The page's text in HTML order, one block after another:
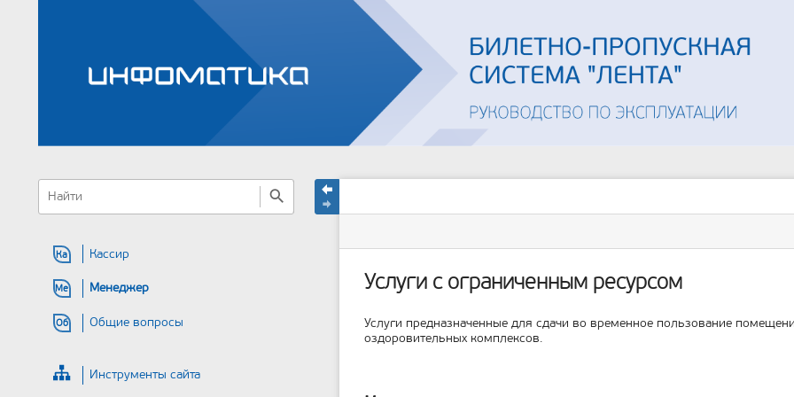
быстрый
поиск
Ка Кассир
Ме Менеджер
Об Общие вопросы
Инструменты сайта
сайта
страницы
Услуги с ограниченным ресурсом
Услуги предназначенные для сдачи во временное пользование
оздоровительных комплексов.